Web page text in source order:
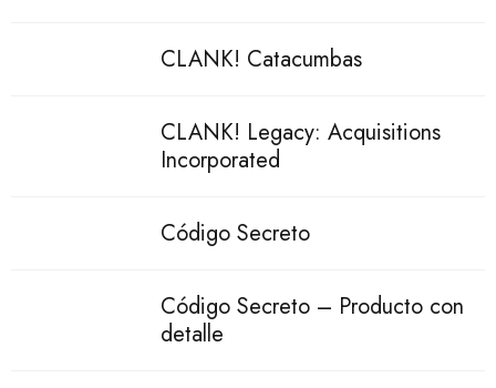
CLANK! Catacumbas
CLANK! Legacy: Acquisitions
Incorporated
Código Secreto
Código Secreto – Producto con
detalle